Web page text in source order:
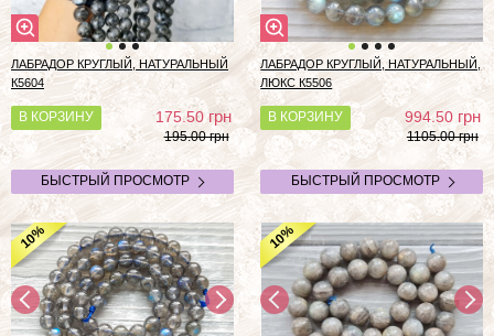
ЛАБРАДОР КРУГЛЫЙ, НАТУРАЛЬНЫЙ
К5604
В КОРЗИНУ 175.50грн
195.00 грн
БЫСТРЫЙ ПРОСМОТР
ЛАБРАДОР КРУГЛЫЙ, НАТУРАЛЬНЫЙ,
ЛЮКС К5506
В КОРЗИНУ 994.50грн
1105.00 грн
БЫСТРЫЙ ПРОСМОТР
10% 10%